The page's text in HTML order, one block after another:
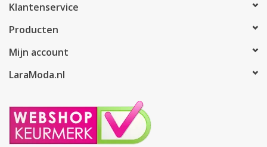
Klantenservice
Producten
Mijn account
LaraModa.nl